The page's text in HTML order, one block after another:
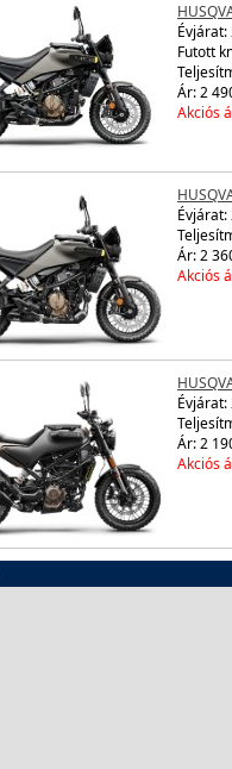
Évjárat:
Futott
Ár: 2
Akciós
Évjárat:
Ár: 2
Akciós
Évjárat:
Ár: 2
Akciós